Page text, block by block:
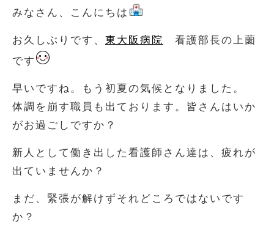
みなさん、こんにちは
お久しぶりです、 東大阪病院 看護部長の上薗
です
早いですね。もう初夏の気候となりました。
体調を崩す職員も出ております。皆さんはいか
がお過ごしですか？
新人として働き出した看護師さん達は、疲れが
出ていませんか？
まだ、緊張が解けずそれどころではないです
か？